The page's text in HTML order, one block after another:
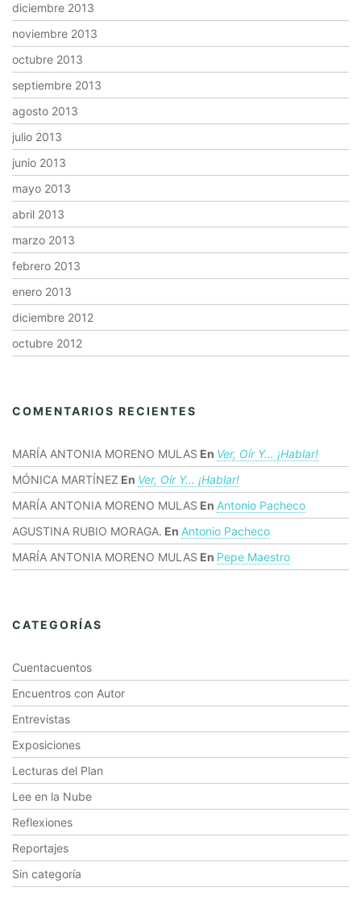
diciembre 2013
noviembre 2013
octubre 2013
septiembre 2013
agosto 2013
julio 2013
junio 2013
mayo 2013
abril 2013
marzo 2013
febrero 2013
enero 2013
diciembre 2012
octubre 2012
COMENTARIOS RECIENTES
MARÍA ANTONIA MORENO MULAS En Ver, Oír Y… ¡hablar!
MÓNICA MARTÍNEZ En Ver, Oír Y… ¡hablar!
MARÍA ANTONIA MORENO MULAS En Antonio Pacheco
AGUSTINA RUBIO MORAGA. En Antonio Pacheco
MARÍA ANTONIA MORENO MULAS En Pepe Maestro
CATEGORÍAS
Cuentacuentos
Encuentros con Autor
Entrevistas
Exposiciones
Lecturas del Plan
Lee en la Nube
Reflexiones
Reportajes
Sin categoría